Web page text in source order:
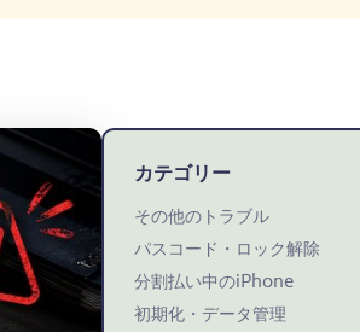
カテゴリー
その他のトラブル
パスコード・ロック解除
分割払い中のiPhone
初期化・データ管理